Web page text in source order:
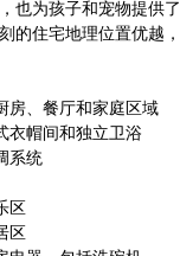
也为孩子和宠物提供
的住宅地理位置优越
房、餐厅和家庭区域
衣帽间和独立卫浴
系统
区
区